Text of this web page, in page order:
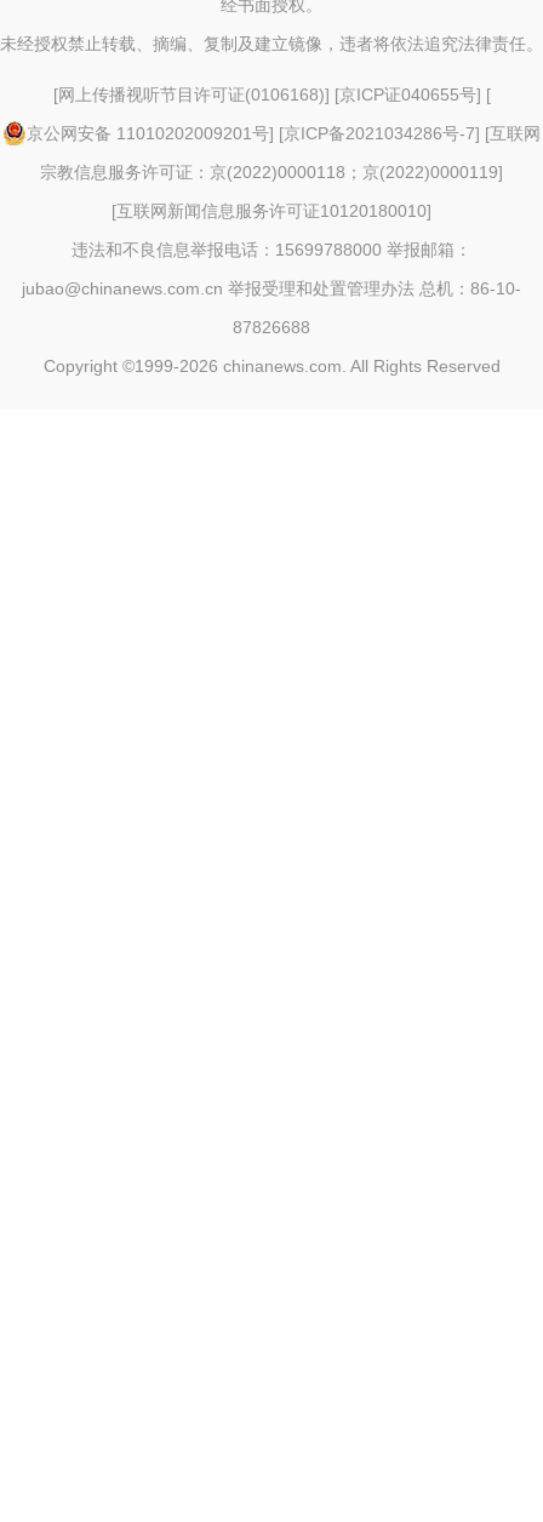
经书面授权。
未经授权禁止转载、摘编、复制及建立镜像，违者将依法追究法律责任。
[网上传播视听节目许可证(0106168)] [京ICP证040655号] [
京公网安备 11010202009201号] [京ICP备2021034286号-7] [互联网
宗教信息服务许可证：京(2022)0000118；京(2022)0000119]
[互联网新闻信息服务许可证10120180010]
违法和不良信息举报电话：15699788000 举报邮箱：
jubao@chinanews.com.cn 举报受理和处置管理办法 总机：86-10-
87826688
Copyright ©1999-2026 chinanews.com. All Rights Reserved